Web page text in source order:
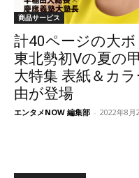
商品サービス
計40ページの大ボ
東北勢初Vの夏の
大特集 表紙＆カ
由が登場
エンタメNOW 編集部 - 2022年8月